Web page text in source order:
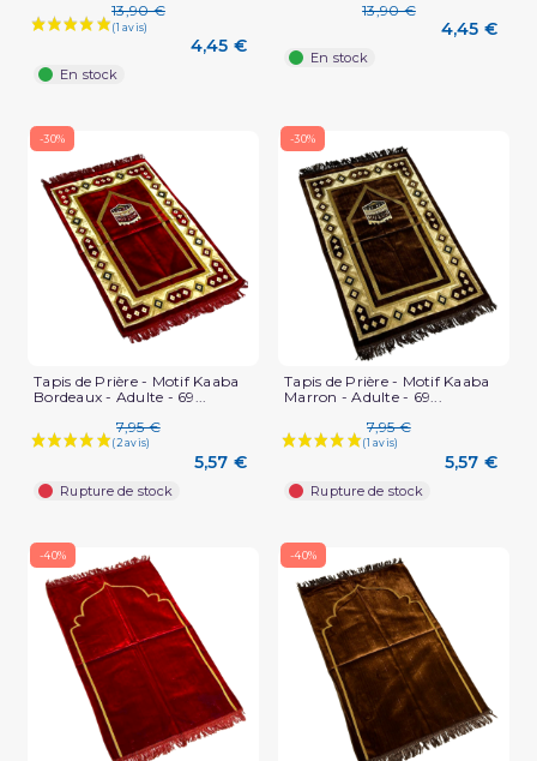
(1 avis)
13,90 €
4,45 €
En stock
13,90 €
4,45 €
En stock
-30%
Tapis de Prière - Motif Kaaba
Bordeaux - Adulte - 69...
7,95 €
5,57 €
Rupture de stock
-30%
Tapis de Prière - Motif Kaaba
Marron - Adulte - 69...
7,95 €
5,57 €
Rupture de stock
-40% -40%